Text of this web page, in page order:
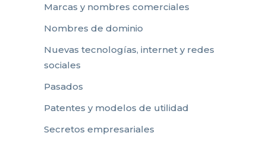
Marcas y nombres comerciales
Nombres de dominio
Nuevas tecnologías, internet y redes
sociales
Pasados
Patentes y modelos de utilidad
Secretos empresariales